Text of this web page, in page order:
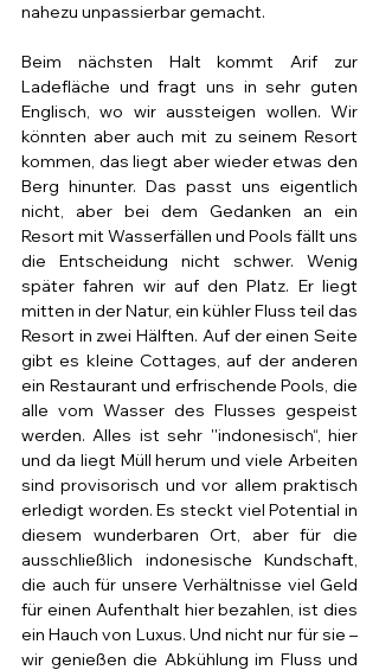
nahezu unpassierbar gemacht.
Beim nächsten Halt kommt Arif zur
Ladefläche und fragt uns in sehr guten
Englisch, wo wir aussteigen wollen. Wir
könnten aber auch mit zu seinem Resort
kommen, das liegt aber wieder etwas den
Berg hinunter. Das passt uns eigentlich
nicht, aber bei dem Gedanken an ein
Resort mit Wasserfällen und Pools fällt uns
die Entscheidung nicht schwer. Wenig
später fahren wir auf den Platz. Er liegt
mitten in der Natur, ein kühler Fluss teil das
Resort in zwei Hälften. Auf der einen Seite
gibt es kleine Cottages, auf der anderen
ein Restaurant und erfrischende Pools, die
alle vom Wasser des Flusses gespeist
werden. Alles ist sehr ''indonesisch“, hier
und da liegt Müll herum und viele Arbeiten
sind provisorisch und vor allem praktisch
erledigt worden. Es steckt viel Potential in
diesem wunderbaren Ort, aber für die
ausschließlich indonesische Kundschaft,
die auch für unsere Verhältnisse viel Geld
für einen Aufenthalt hier bezahlen, ist dies
ein Hauch von Luxus. Und nicht nur für sie –
wir genießen die Abkühlung im Fluss und